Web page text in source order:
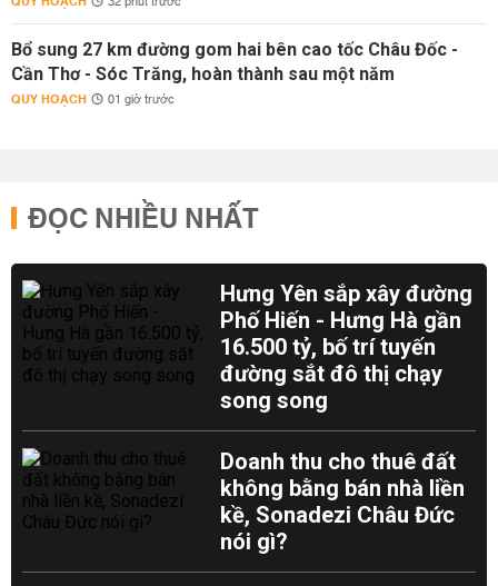
Bổ sung 27 km đường gom hai bên cao tốc Châu Đốc -
Cần Thơ - Sóc Trăng, hoàn thành sau một năm
QUY HOẠCH 01 giờ trước
ĐỌC NHIỀU NHẤT
Hưng Yên sắp xây đường
Phố Hiến - Hưng Hà gần
16.500 tỷ, bố trí tuyến
đường sắt đô thị chạy
song song
Doanh thu cho thuê đất
không bằng bán nhà liền
kề, Sonadezi Châu Đức
nói gì?